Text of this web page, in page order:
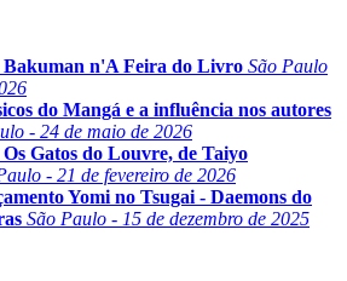
Bakuman n'A Feira do Livro São Paulo
do Mangá e a influência nos autores
- 24 de maio de 2026
Gatos do Louvre, de Taiyo
- 21 de fevereiro de 2026
Yomi no Tsugai - Daemons do
São Paulo - 15 de dezembro de 2025